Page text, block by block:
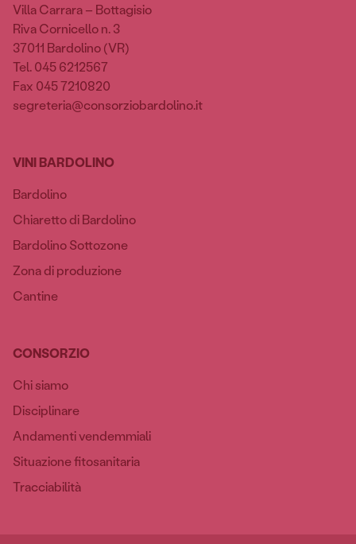
Villa Carrara – Bottagisio
Riva Cornicello n. 3
37011 Bardolino (VR)
Tel. 045 6212567
Fax 045 7210820
segreteria@consorziobardolino.it
VINI BARDOLINO
Bardolino
Chiaretto di Bardolino
Bardolino Sottozone
Zona di produzione
Cantine
CONSORZIO
Chi siamo
Disciplinare
Andamenti vendemmiali
Situazione fitosanitaria
Tracciabilità